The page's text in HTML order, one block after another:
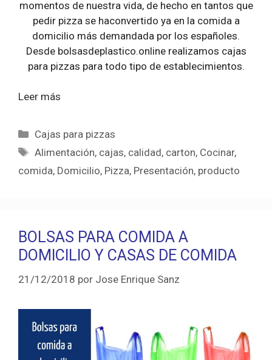
momentos de nuestra vida, de hecho en tantos que
pedir pizza se haconvertido ya en la comida a
domicilio más demandada por los españoles.
Desde bolsasdeplastico.online realizamos cajas
para pizzas para todo tipo de establecimientos.
Leer más
Categorías
Cajas para pizzas
Etiquetas
Alimentación, cajas, calidad, carton, Cocinar,
comida, Domicilio, Pizza, Presentación, producto
BOLSAS PARA COMIDA A
DOMICILIO Y CASAS DE COMIDA
21/12/2018 por Jose Enrique Sanz